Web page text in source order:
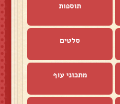
תוספות
סלטים
מתכוני עוף